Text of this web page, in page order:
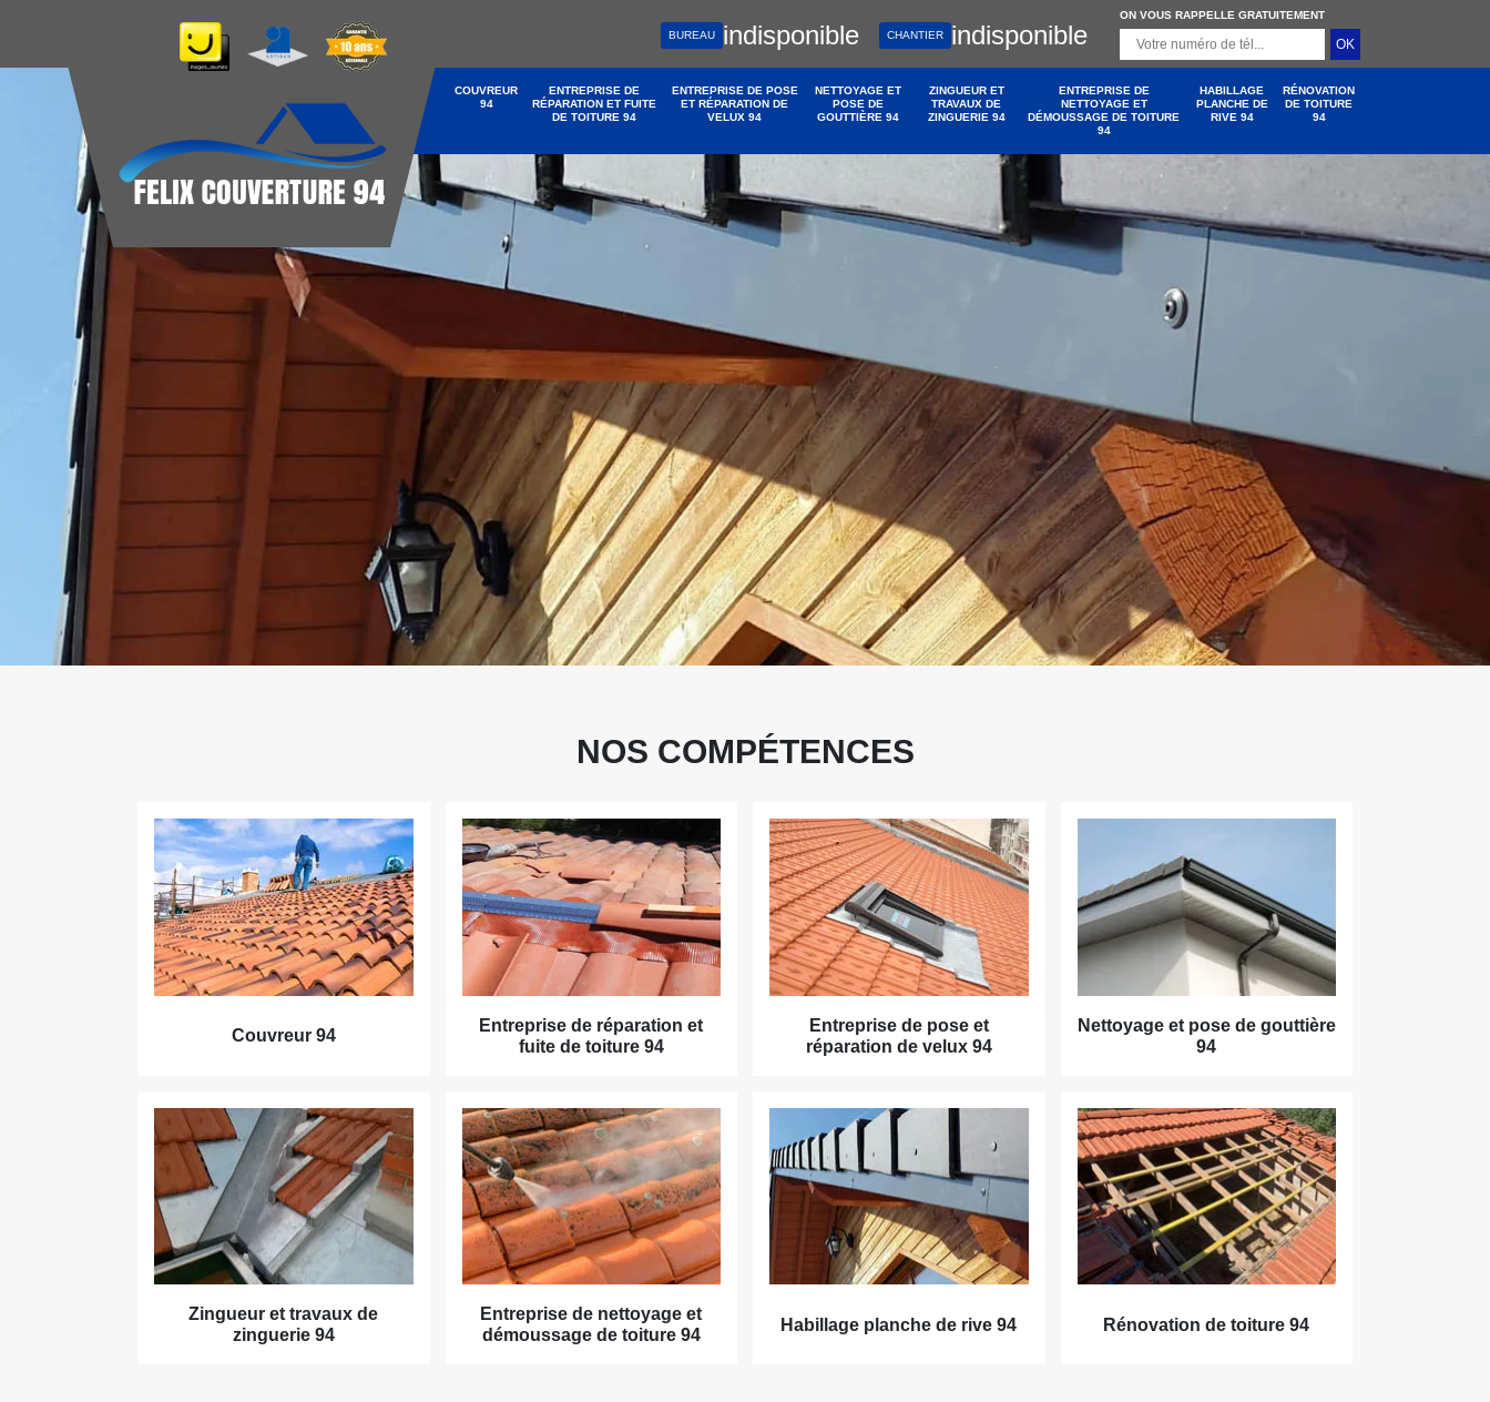
BUREAU indisponible CHANTIER indisponible
ON VOUS RAPPELLE GRATUITEMENT
COUVREUR
94
ENTREPRISE DE
RÉPARATION ET FUITE
DE TOITURE 94
ENTREPRISE DE POSE
ET RÉPARATION DE
VELUX 94
NETTOYAGE ET
POSE DE
GOUTTIÈRE 94
ZINGUEUR ET
TRAVAUX DE
ZINGUERIE 94
ENTREPRISE DE
NETTOYAGE ET
DÉMOUSSAGE DE TOITURE
94
HABILLAGE
PLANCHE DE
RIVE 94
RÉNOVATION
DE TOITURE
94
NOS COMPÉTENCES
Couvreur 94
Entreprise de réparation et
fuite de toiture 94
Entreprise de pose et
réparation de velux 94
Nettoyage et pose de gouttière
94
Zingueur et travaux de
zinguerie 94
Entreprise de nettoyage et
démoussage de toiture 94
Habillage planche de rive 94 Rénovation de toiture 94